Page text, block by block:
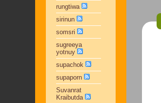
rungtiwa
sirinun
somsri
sugreeya
yotnuy
supachok
supaporn
Suvanrat
Kraibutda